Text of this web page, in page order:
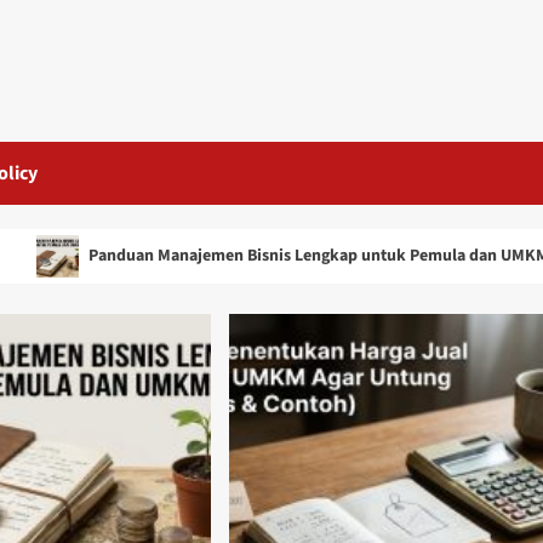
Panduan Manajemen Bisnis Lengkap untuk Pemula dan UMKM